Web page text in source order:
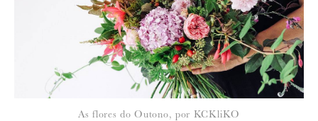
As flores do Outono, por KCKliKO